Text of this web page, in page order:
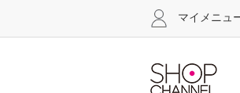
マイメニュ